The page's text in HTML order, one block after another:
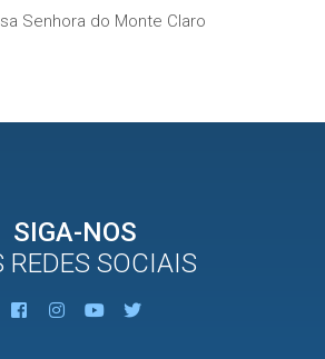
Senhora do Monte Claro
SIGA-NOS
REDES SOCIAIS